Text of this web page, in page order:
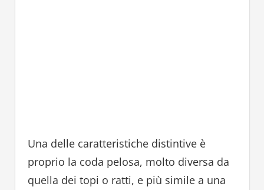
Una delle caratteristiche distintive è
proprio la coda pelosa, molto diversa da
quella dei topi o ratti, e più simile a una